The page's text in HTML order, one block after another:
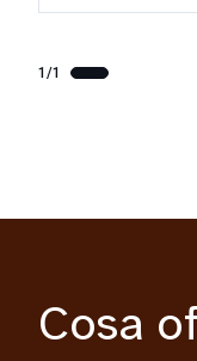
KA171
1/1
Cosa